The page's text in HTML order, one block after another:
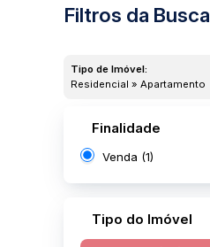
Filtros da Busca
Tipo de Imóvel:
Residencial » Apartamento
Finalidade
Venda (1)
Tipo do Imóvel